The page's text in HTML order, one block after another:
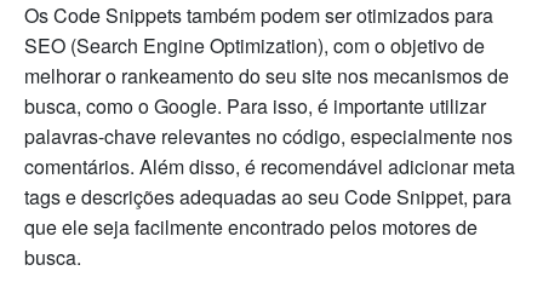
Os Code Snippets também podem ser otimizados para
SEO (Search Engine Optimization), com o objetivo de
melhorar o rankeamento do seu site nos mecanismos de
busca, como o Google. Para isso, é importante utilizar
palavras-chave relevantes no código, especialmente nos
comentários. Além disso, é recomendável adicionar meta
tags e descrições adequadas ao seu Code Snippet, para
que ele seja facilmente encontrado pelos motores de
busca.